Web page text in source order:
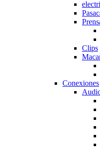
Clips
Conexiones